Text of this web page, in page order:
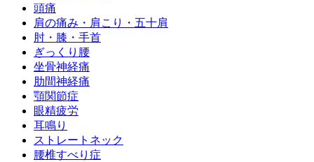
頭痛
肩の痛み・肩こり・五十肩
肘・膝・手首
ぎっくり腰
坐骨神経痛
肋間神経痛
顎関節症
眼精疲労
耳鳴り
ストレートネック
腰椎すべり症